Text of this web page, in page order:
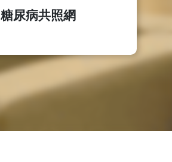
糖尿病共照網